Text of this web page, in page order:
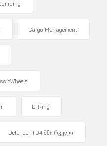
Cargo Management
D-Ring
Defender TD4 შნორკელი